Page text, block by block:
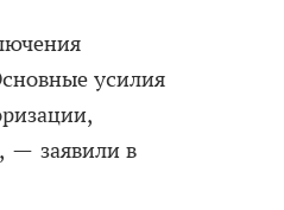
усилия
— заявили в